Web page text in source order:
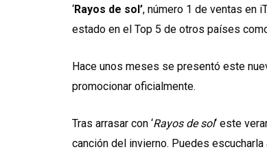
‘Rayos de sol’, número 1 de ventas en
estado en el Top 5 de otros países
Hace unos meses se presentó este
promocionar oficialmente.
Tras arrasar con ‘Rayos de sol‘ este
canción del invierno. Puedes escucharla